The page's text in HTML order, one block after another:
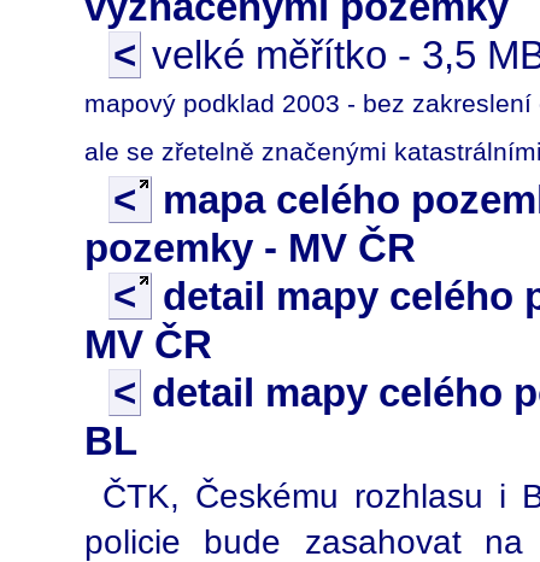
< velké měřítko - 3,5
mapový podklad 2003 - bez
ale se zřetelně značenými
<
mapa celého
pozemky - MV ČR
<
detail mapy celého
MV ČR
< detail mapy celého
BL
ČTK, Českému rozhlasu i
policie bude zasahovat